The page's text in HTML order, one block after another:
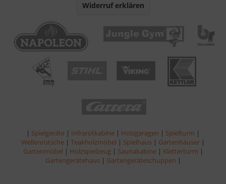
Widerruf erklären
| Spielgeräte | Infrarotkabine | Holzgaragen | Spielturm |
Wellenrutsche | Teakholzmöbel | Spielhaus | Gartenhäuser |
Gartenmöbel | Holzspielzeug | Saunakabine | Kletterturm |
Gartengerätehaus | Gartengeräteschuppen |